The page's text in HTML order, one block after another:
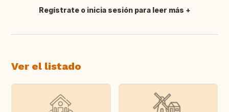
Traducir
Regístrate o inicia sesión para leer más
Ver el listado